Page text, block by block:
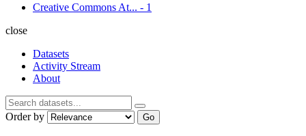
Creative Commons At... - 1
close
Datasets
Activity Stream
About
Order by Go